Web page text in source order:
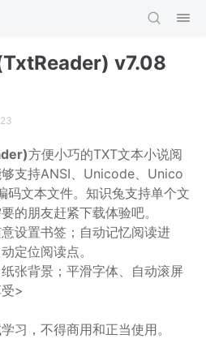
v7.08
方便小巧的TXT文本小说阅
支持ANSI、Unicode、Unico
文本文件。知识兔支持单个文
的朋友赶紧下载体验吧。
设置书签；自动记忆阅读进
定位阅读点。
张背景；平滑字体、自动滚屏
>
习，不得商用和正当使用。